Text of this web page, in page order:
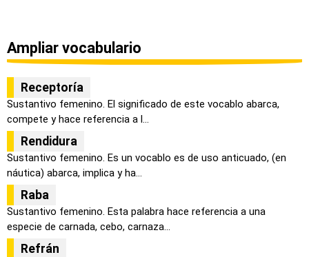
Ampliar vocabulario
Receptoría
Sustantivo femenino. El significado de este vocablo abarca,
compete y hace referencia a l...
Rendidura
Sustantivo femenino. Es un vocablo es de uso anticuado, (en
náutica) abarca, implica y ha...
Raba
Sustantivo femenino. Esta palabra hace referencia a una
especie de carnada, cebo, carnaza...
Refrán